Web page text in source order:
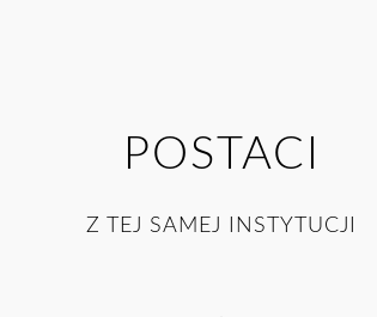
POSTACI
Z TEJ SAMEJ INSTYTUCJI